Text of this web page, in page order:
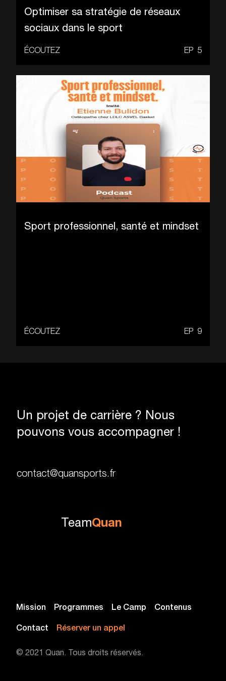
Optimiser sa stratégie de réseaux
sociaux dans le sport
ÉCOUTEZ EP 5
Sport professionnel, santé et mindset
ÉCOUTEZ EP 9
Un projet de carrière ? Nous
pouvons vous accompagner !
contact@quansports.fr
TeamQuan
Mission Programmes Le Camp Contenus
Contact Réserver un appel
© 2021 Quan. Tous droits réservés.